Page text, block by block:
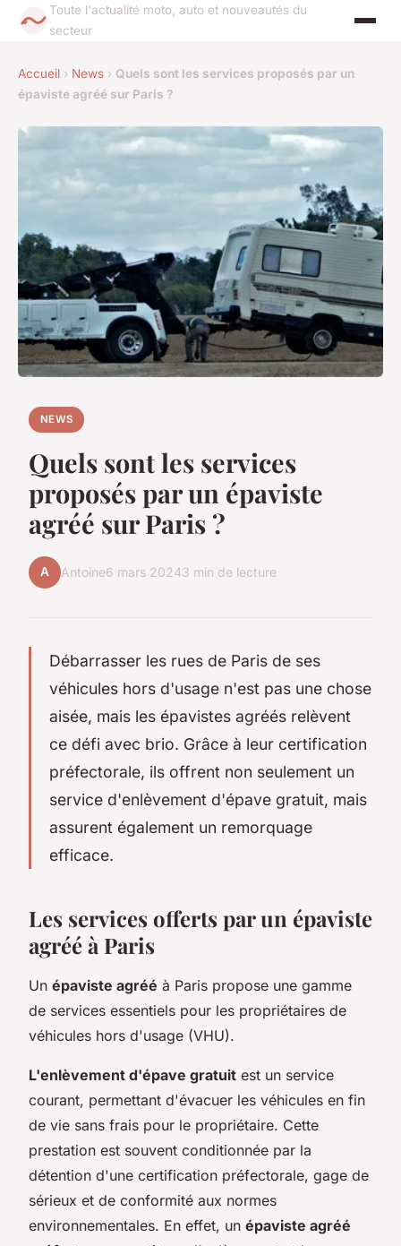
Toute l'actualité moto, auto et nouveautés du
secteur
Accueil › News › Quels sont les services proposés par un
épaviste agréé sur Paris ?
NEWS
Quels sont les services
proposés par un épaviste
agréé sur Paris ?
A Antoine6 mars 20243 min de lecture
Débarrasser les rues de Paris de ses
véhicules hors d'usage n'est pas une chose
aisée, mais les épavistes agréés relèvent
ce défi avec brio. Grâce à leur certification
préfectorale, ils offrent non seulement un
service d'enlèvement d'épave gratuit, mais
assurent également un remorquage
efficace.
Les services offerts par un épaviste
agréé à Paris
Un épaviste agréé à Paris propose une gamme
de services essentiels pour les propriétaires de
véhicules hors d'usage (VHU).
L'enlèvement d'épave gratuit est un service
courant, permettant d'évacuer les véhicules en fin
de vie sans frais pour le propriétaire. Cette
prestation est souvent conditionnée par la
détention d'une certification préfectorale, gage de
sérieux et de conformité aux normes
environnementales. En effet, un épaviste agréé